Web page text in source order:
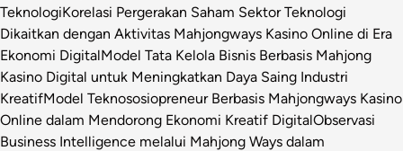
TeknologiKorelasi Pergerakan Saham Sektor Teknologi
Dikaitkan dengan Aktivitas Mahjongways Kasino Online di Era
Ekonomi DigitalModel Tata Kelola Bisnis Berbasis Mahjong
Kasino Digital untuk Meningkatkan Daya Saing Industri
KreatifModel Teknososiopreneur Berbasis Mahjongways Kasino
Online dalam Mendorong Ekonomi Kreatif DigitalObservasi
Business Intelligence melalui Mahjong Ways dalam